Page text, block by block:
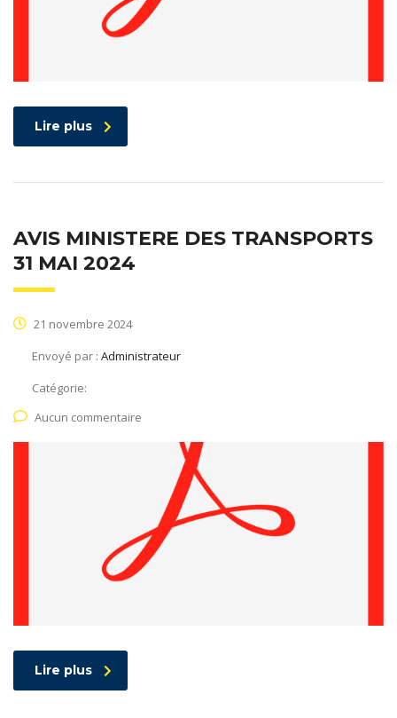
Lire plus
AVIS MINISTERE DES TRANSPORTS
31 MAI 2024
21 novembre 2024
Envoyé par : Administrateur
Catégorie:
Aucun commentaire
Lire plus